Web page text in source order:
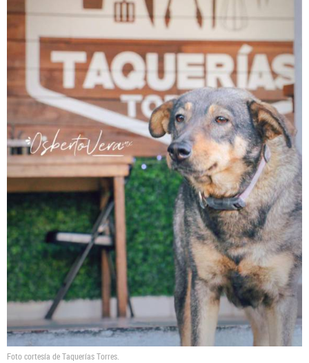
Foto cortesía de Taquerías Torres.